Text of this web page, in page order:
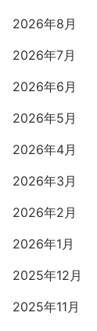
2026年8月
2026年7月
2026年6月
2026年5月
2026年4月
2026年3月
2026年2月
2026年1月
2025年12月
2025年11月